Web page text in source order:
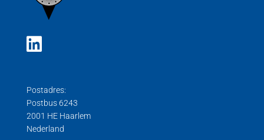
Postadres:
Postbus 6243
2001 HE Haarlem
Nederland